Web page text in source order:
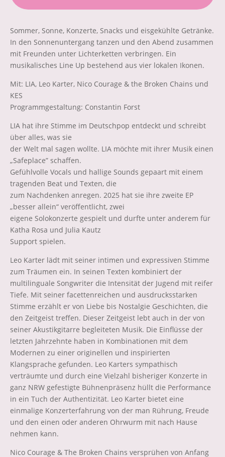
Sommer, Sonne, Konzerte, Snacks und eisgekühlte Getränke.
In den Sonnenuntergang tanzen und den Abend zusammen
mit Freunden unter Lichterketten verbringen. Ein
musikalisches Line Up bestehend aus vier lokalen Ikonen.
Mit: LIA, Leo Karter, Nico Courage & the Broken Chains und
KES
Programmgestaltung: Constantin Forst
LIA hat ihre Stimme im Deutschpop entdeckt und schreibt
über alles, was sie
der Welt mal sagen wollte. LIA möchte mit ihrer Musik einen
„Safeplace” schaffen.
Gefühlvolle Vocals und hallige Sounds gepaart mit einem
tragenden Beat und Texten, die
zum Nachdenken anregen. 2025 hat sie ihre zweite EP
„besser allein“ veröffentlicht, zwei
eigene Solokonzerte gespielt und durfte unter anderem für
Katha Rosa und Julia Kautz
Support spielen.
Leo Karter lädt mit seiner intimen und expressiven Stimme
zum Träumen ein. In seinen Texten kombiniert der
multilinguale Songwriter die Intensität der Jugend mit reifer
Tiefe. Mit seiner facettenreichen und ausdrucksstarken
Stimme erzählt er von Liebe bis Nostalgie Geschichten, die
den Zeitgeist treffen. Dieser Zeitgeist lebt auch in der von
seiner Akustikgitarre begleiteten Musik. Die Einflüsse der
letzten Jahrzehnte haben in Kombinationen mit dem
Modernen zu einer originellen und inspirierten
Klangsprache gefunden. Leo Karters sympathisch
verträumte und durch eine Vielzahl bisheriger Konzerte in
ganz NRW gefestigte Bühnenpräsenz hüllt die Performance
in ein Tuch der Authentizität. Leo Karter bietet eine
einmalige Konzerterfahrung von der man Rührung, Freude
und den einen oder anderen Ohrwurm mit nach Hause
nehmen kann.
Nico Courage & The Broken Chains versprühen von Anfang